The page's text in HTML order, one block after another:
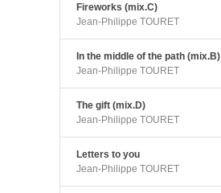
Fireworks (mix.C)
Jean-Philippe TOURET
In the middle of the path (mix.B)
Jean-Philippe TOURET
The gift (mix.D)
Jean-Philippe TOURET
Letters to you
Jean-Philippe TOURET